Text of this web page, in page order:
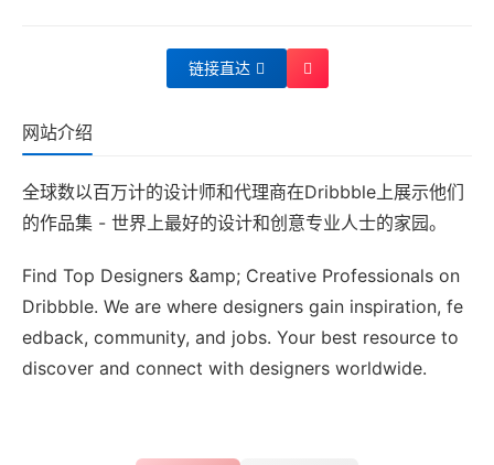
链接直达
网站介绍
全球数以百万计的设计师和代理商在Dribbble上展示他们
的作品集 - 世界上最好的设计和创意专业人士的家园。
Find Top Designers &amp; Creative Professionals on
Dribbble. We are where designers gain inspiration, fe
edback, community, and jobs. Your best resource to
discover and connect with designers worldwide.